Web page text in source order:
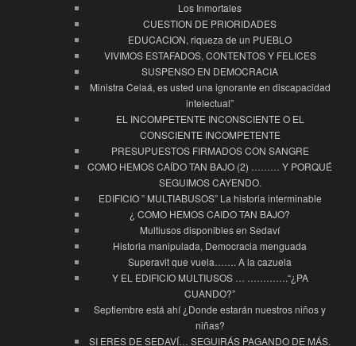
Los Inmortales
CUESTION DE PRIORIDADES
EDUCACION, riqueza de un PUEBLO
VIVIMOS ESTAFADOS, CONTENTOS Y FELICES
SUSPENSO EN DEMOCRACIA
Ministra Celaá, es usted una ignorante en discapacidad
intelectual”
EL INCOMPETENTE INCONSCIENTE O EL
CONSCIENTE INCOMPETENTE
PRESUPUESTOS FIRMADOS CON SANGRE
COMO HEMOS CAÍDO TAN BAJO (2) ……… Y PORQUÉ
SEGUIMOS CAYENDO.
EDIFICIO ” MULTIABUSOS” La historia interminable
¿ COMO HEMOS CAIDO TAN BAJO?
Multiusos disponibles en Sedaví
Historia manipulada, Democracia menguada
Superavit que vuela……. A la cazuela
Y EL EDIFICIO MULTIUSOS … ………….“¿PA
CUANDO?”
Septiembre está ahí ¿Donde estarán nuestros niños y
niñas?
SI ERES DE SEDAVÍ… SEGUIRÁS PAGANDO DE MÁS.